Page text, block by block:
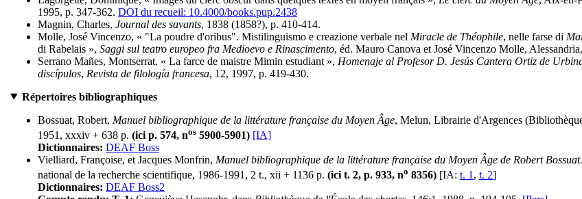
1995, p. 347-362. DOI du recueil: 10.4000/books.pup.2438
Magnin, Charles, Journal des savants, 1838 (1858?), p. 410-414.
Molle, José Vincenzo, « "La poudre d'oribus". Mistilinguismo e creazione verbale nel Miracle de Théophile, nelle farse di
di Rabelais », Saggi sul teatro europeo fra Medioevo e Rinascimento, éd. Mauro Canova et José Vincenzo Molle,
Serrano Mañes, Montserrat, « La farce de maistre Mimin estudiant », Homenaje al Profesor D. Jesús Cantera Ortiz de
discípulos, Revista de filología francesa, 12, 1997, p. 419-430.
Répertoires bibliographiques
Bossuat, Robert, Manuel bibliographique de la littérature française du Moyen Âge, Melun, Librairie d'Argences
1951, xxxiv + 638 p. (ici p. 574, nos 5900-5901) [IA]
Dictionnaires: DEAF Boss
Vielliard, Françoise, et Jacques Monfrin, Manuel bibliographique de la littérature française du Moyen Âge de Robert
national de la recherche scientifique, 1986-1991, 2 t., xii + 1136 p. (ici t. 2, p. 933, no 8356) [IA: t. 1 , t. 2]
Dictionnaires: DEAF Boss2